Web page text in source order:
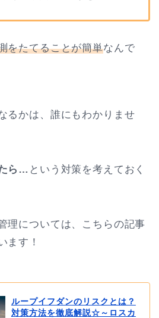
をたてることが簡単なんで
るかは、誰にもわかりませ
ら… という対策を考えておく
理については、こちらの記事
ます！
ループイフダンのリスクとは？
対策方法を徹底解説☆～ロスカ